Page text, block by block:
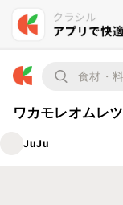
ワカモレオムレツ
JuJu